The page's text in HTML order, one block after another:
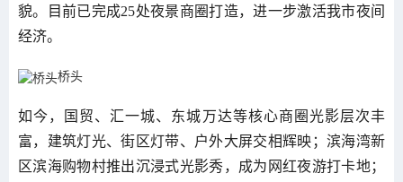
貌。目前已完成25处夜景商圈打造，进一步激活我市夜间
经济。
桥头
如今，国贸、汇一城、东城万达等核心商圈光影层次丰
富，建筑灯光、街区灯带、户外大屏交相辉映；滨海湾新
区滨海购物村推出沉浸式光影秀，成为网红夜游打卡地；